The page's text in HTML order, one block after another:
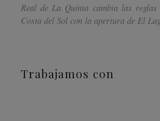
Real de La Quinta cambia las
Costa del Sol con la apertura de El
Trabajamos con